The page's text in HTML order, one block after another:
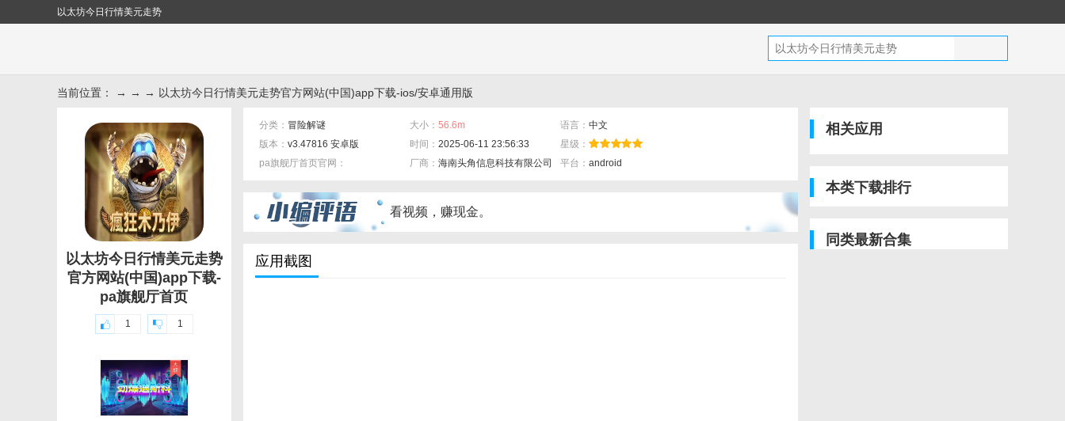
以太坊今日行情美元走势
当前位置： → → → 以太坊今日行情美元走势官方网站(中国)app下载-ios/安卓通用版
以太坊今日行情美元走势
官方网站(中国)app下载-
pa旗舰厅首页
1 1
分类： 冒险解谜 大小： 56.6m 语言： 中文
版本： v3.47816 安卓版 时间： 2025-06-11 23:56:33
星级：
pa旗舰厅首页官网：
厂商： 海南头角信息科技有限公司 平台： android
看视频，赚现金。
应用截图
相关应用
本类下载排行
同类最新合集